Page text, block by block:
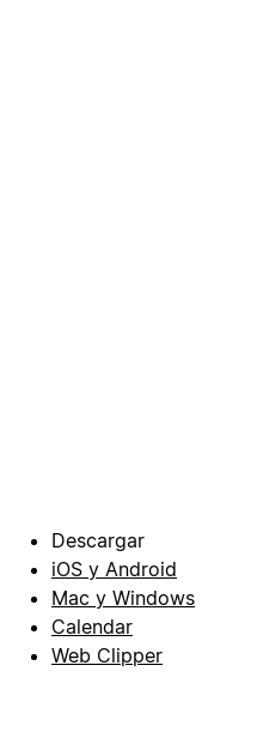
Descargar
iOS y Android
Mac y Windows
Calendar
Web Clipper